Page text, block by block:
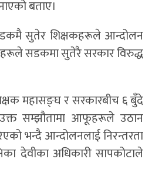
बताए।
सुतेर शिक्षकहरूले आन्दोलन
सडकमा सुतेरै सरकार विरुद्ध
महासङ्घ र सरकारबीच ६ बुँदे
सम्झौतामा आफूहरूले उठान
भन्दै आन्दोलनलाई निरन्तरता
देवीका अधिकारी सापकोटाले